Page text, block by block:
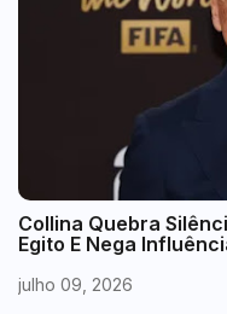
Collina Quebra
Egito E Nega
julho 09, 2026